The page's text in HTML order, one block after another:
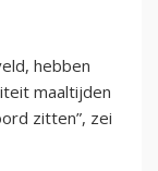
hebben
maaltijden
zitten”, zei